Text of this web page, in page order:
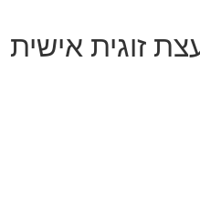
זוגית אישית